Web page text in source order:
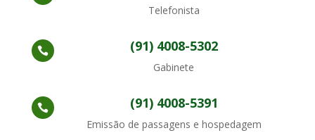
Telefonista
 (91) 4008-5302
Gabinete
 (91) 4008-5391
Emissão de passagens e hospedagem